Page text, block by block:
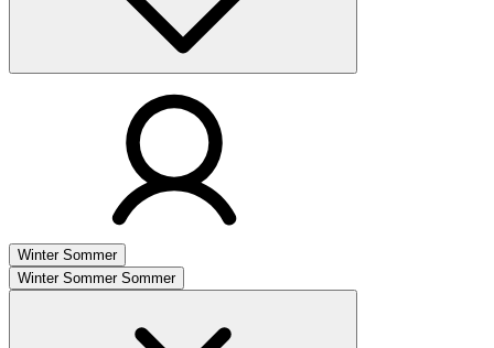
Winter Sommer
Winter Sommer Sommer